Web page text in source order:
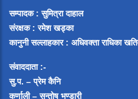
सम्पादक : सुमित्रा दाहाल
संरक्षक : रमेश खड्का
कानुनी सल्लाहकार : अधिवक्ता राधिका
संवाददाता :-
सु.प. – प्रेम कैनि
कर्णाली – सन्तोष भण्डारी